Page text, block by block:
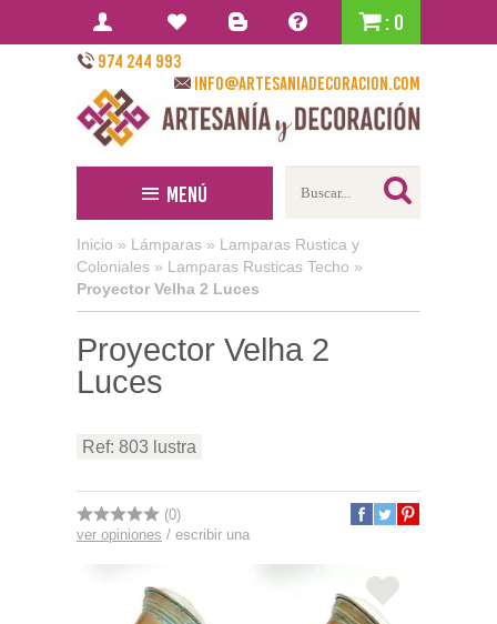
: 0
974 244 993
info@artesaniadecoracion.com
Menú
Inicio » Lámparas » Lamparas Rustica y
Coloniales » Lamparas Rusticas Techo »
Proyector Velha 2 Luces
Proyector Velha 2
Luces
Ref: 803 lustra
(0)
ver opiniones / escribir una